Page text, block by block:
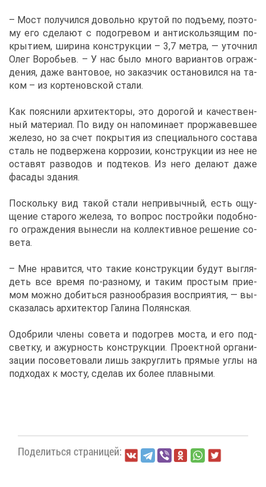
– Мост по­лу­чил­ся до­воль­но кру­той по подъ­ему, по­это­
му его сде­ла­ют с по­до­гре­вом и ан­тис­коль­зя­щим по­
кры­ти­ем, ши­ри­на кон­струк­ции – 3,7 мет­ра, — уточ­нил
Олег Во­ро­бьев. – У нас бы­ло мно­го ва­ри­ан­тов ограж­
де­ния, да­же ван­то­вое, но за­каз­чик оста­но­вил­ся на та­
ком – из кор­те­нов­ской ста­ли.
Как по­яс­ни­ли ар­хи­тек­то­ры, это до­ро­гой и ка­че­ствен­
ный ма­те­ри­ал. По ви­ду он на­по­ми­на­ет про­ржа­вев­шее
же­ле­зо, но за счет по­кры­тия из спе­ци­аль­но­го со­ста­ва
сталь не под­вер­же­на кор­ро­зии, кон­струк­ции из нее не
оста­вят раз­во­дов и под­те­ков. Из него де­ла­ют да­же
фа­са­ды зда­ния.
По­сколь­ку вид та­кой ста­ли непри­выч­ный, есть ощу­
ще­ние ста­ро­го же­ле­за, то во­прос по­строй­ки по­доб­но­
го ограж­де­ния вы­нес­ли на кол­лек­тив­ное ре­ше­ние со­
ве­та.
– Мне нра­вит­ся, что та­кие кон­струк­ции бу­дут вы­гля­
деть все вре­мя по-раз­но­му, и та­ким про­стым при­е­
мом мож­но до­бить­ся раз­но­об­ра­зия вос­при­я­тия, — вы­
ска­за­лась ар­хи­тек­тор Га­ли­на По­лян­ская.
Одоб­ри­ли чле­ны со­ве­та и по­до­грев мо­ста, и его под­
свет­ку, и ажур­ность кон­струк­ции. Про­ект­ной ор­га­ни­
за­ции по­со­ве­то­ва­ли лишь за­круг­лить пря­мые уг­лы на
под­хо­дах к мо­сту, сде­лав их бо­лее плав­ны­ми.
По­де­лить­ся стра­ни­цей: